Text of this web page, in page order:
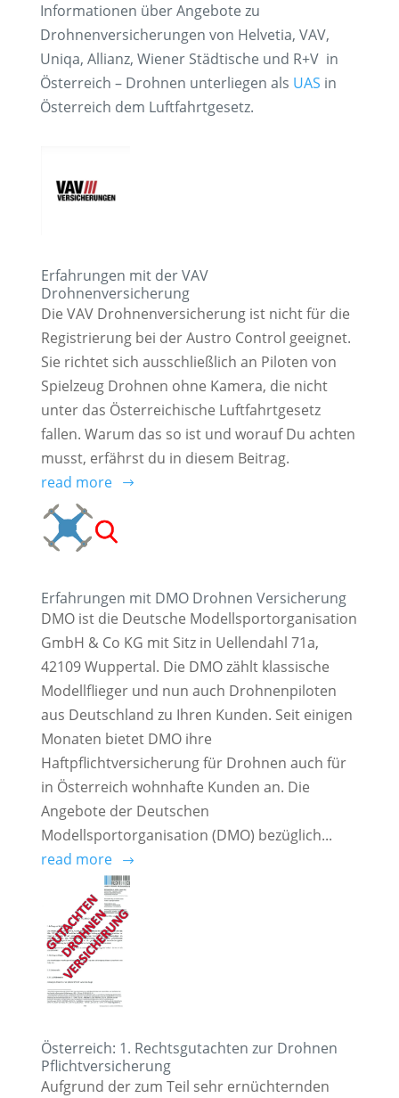
Informationen über Angebote zu
Drohnenversicherungen von Helvetia, VAV,
Uniqa, Allianz, Wiener Städtische und R+V in
Österreich – Drohnen unterliegen als UAS in
Österreich dem Luftfahrtgesetz.
Erfahrungen mit der VAV
Drohnenversicherung
Die VAV Drohnenversicherung ist nicht für die
Registrierung bei der Austro Control geeignet.
Sie richtet sich ausschließlich an Piloten von
Spielzeug Drohnen ohne Kamera, die nicht
unter das Österreichische Luftfahrtgesetz
fallen. Warum das so ist und worauf Du achten
musst, erfährst du in diesem Beitrag.
read more
Erfahrungen mit DMO Drohnen Versicherung
DMO ist die Deutsche Modellsportorganisation
GmbH & Co KG mit Sitz in Uellendahl 71a,
42109 Wuppertal. Die DMO zählt klassische
Modellflieger und nun auch Drohnenpiloten
aus Deutschland zu Ihren Kunden. Seit einigen
Monaten bietet DMO ihre
Haftpflichtversicherung für Drohnen auch für
in Österreich wohnhafte Kunden an. Die
Angebote der Deutschen
Modellsportorganisation (DMO) bezüglich...
read more
Österreich: 1. Rechtsgutachten zur Drohnen
Pflichtversicherung
Aufgrund der zum Teil sehr ernüchternden